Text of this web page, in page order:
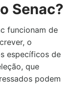
Senac?
funcionam de
o
específicos de
que
podem